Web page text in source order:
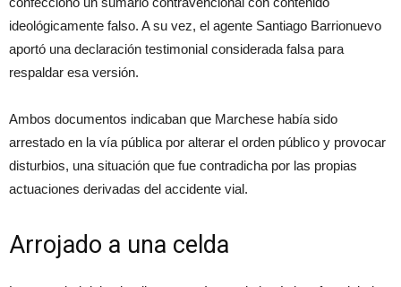
ideológicamente falso. A su vez, el agente Santiago Barrionuevo
aportó una declaración testimonial considerada falsa para
respaldar esa versión.
Ambos documentos indicaban que Marchese había sido
arrestado en la vía pública por alterar el orden público y provocar
disturbios, una situación que fue contradicha por las propias
actuaciones derivadas del accidente vial.
Arrojado a una celda